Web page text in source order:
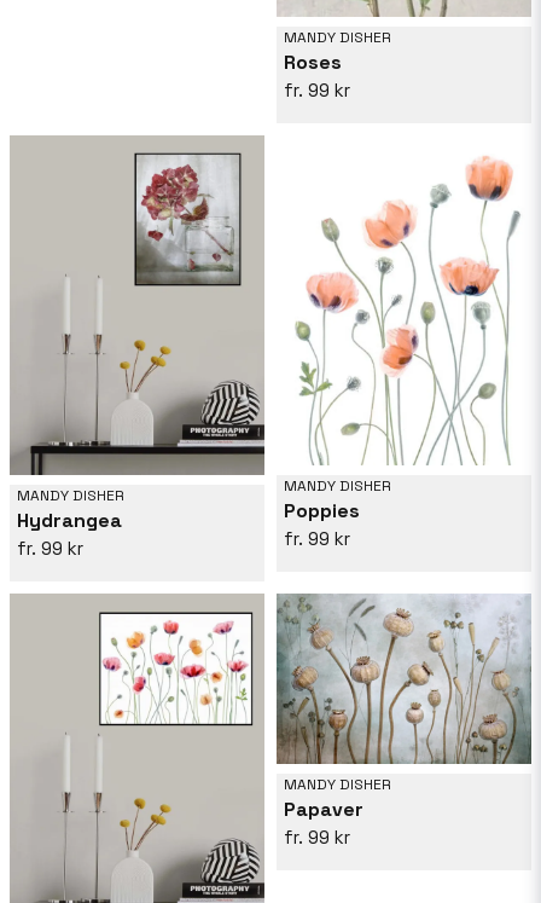
MANDY DISHER
Roses
99 kr
MANDY DISHER
Hydrangea
99 kr
MANDY DISHER
Poppies
99 kr
MANDY DISHER
Papaver
99 kr